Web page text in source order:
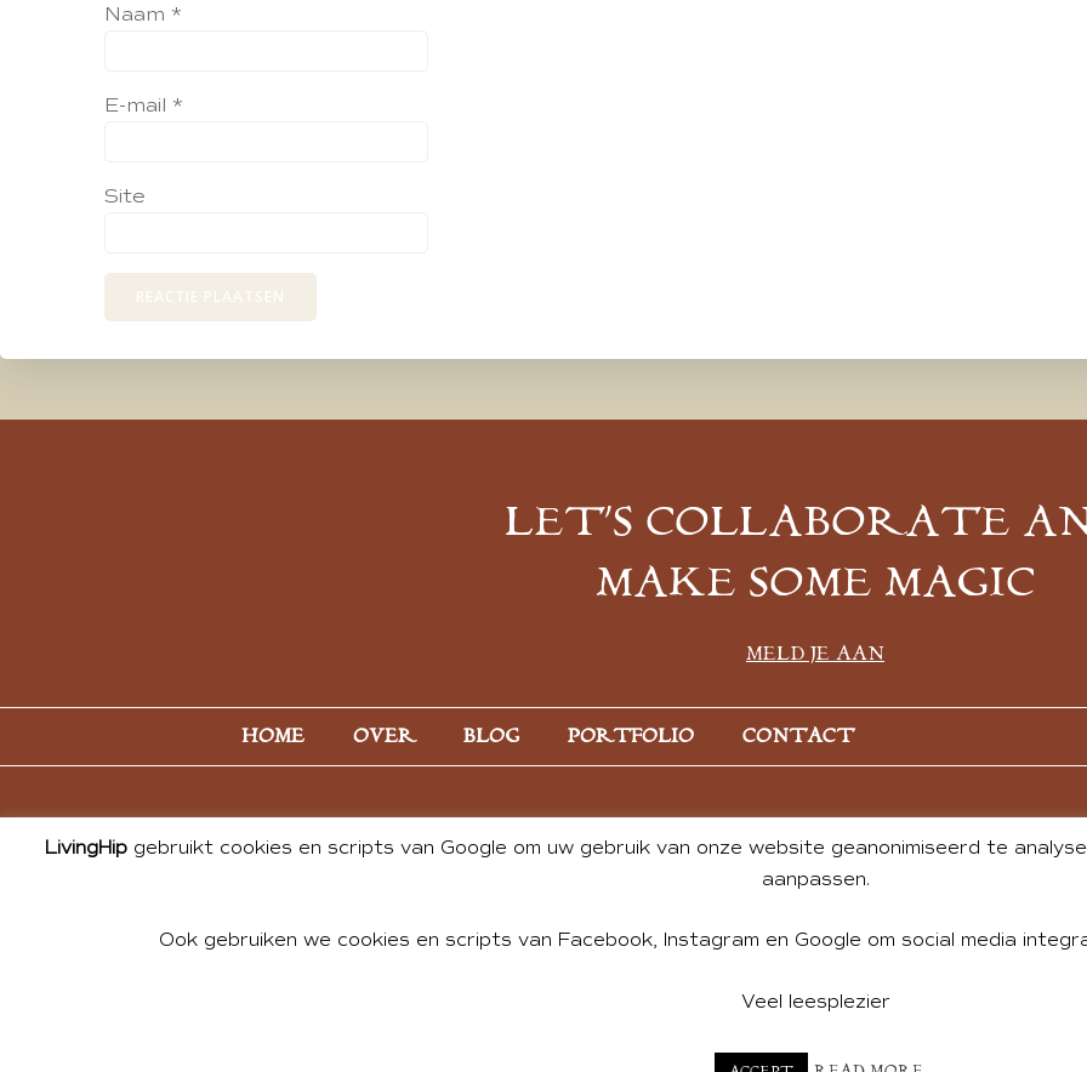
Naam *
E-mail *
Site
LET’S COLLABORATE
MAKE SOME MAGIC
MELD JE AAN
HOME OVER BLOG PORTFOLIO CONTACT
© 2026 ALL PHOTOS & CONTENT BY ANDREA DE GROOT. WEBSITE DESIGN BY
LivingHip gebruikt cookies en scripts van Google om uw gebruik van onze website geanonimiseerd te
aanpassen.
Ook gebruiken we cookies en scripts van Facebook, Instagram en Google om social media
Veel leesplezier